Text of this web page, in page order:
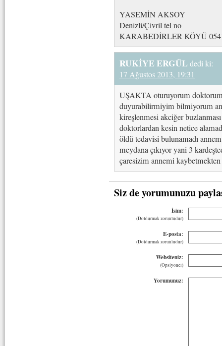
YASEMİN AKSOY
Denizli/Çivril tel no
KARABEDİRLER KÖYÜ
RUKİYE ERGÜL dedi ki:
17 Ağustos 2013, 19:31
UŞAKTA oturuyorum doktorum
duyurabilirmiyim bilmiyorum
kireşlenmesi akciğer
doktorlardan kesin netice
öldü tedavisi bulunamadı
meydana çıkıyor yani 3
çaresizim annemi
Siz de yorumunuzu
İsim:
(Doldurmak zorunludur)
E-posta:
(Doldurmak zorunludur)
Websiteniz:
(Opsiyonel)
Yorumunuz: